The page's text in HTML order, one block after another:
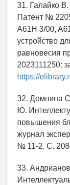
31. Галайко
Патент №
A61H 3/00,
устройство
равновесия
2023111250:
https://
32. Домнина
Ю.
повышения
журнал
№ 11-2. С.
33.